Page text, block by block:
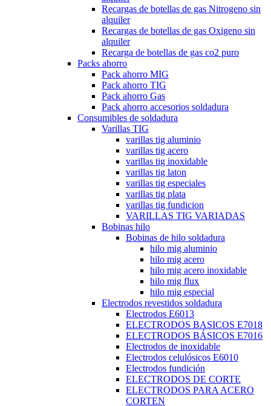
Recargas de botellas de gas Nitrogeno sin
alquiler
Recargas de botellas de gas Oxigeno sin
alquiler
Recarga de botellas de gas co2 puro
Packs ahorro
Pack ahorro MIG
Pack ahorro TIG
Pack ahorro Gas
Pack ahorro accesorios soldadura
Consumibles de soldadura
Varillas TIG
varillas tig aluminio
varillas tig acero
varillas tig inoxidable
varillas tig laton
varillas tig especiales
varillas tig plata
varillas tig fundicion
VARILLAS TIG VARIADAS
Bobinas hilo
Bobinas de hilo soldadura
hilo mig aluminio
hilo mig acero
hilo mig acero inoxidable
hilo mig flux
hilo mig especial
Electrodos revestidos soldadura
Electrodos E6013
ELECTRODOS BASICOS E7018
ELECTRODOS BÁSICOS E7016
Electrodos de inoxidable
Electrodos celulósicos E6010
Electrodos fundición
ELECTRODOS DE CORTE
ELECTRODOS PARA ACERO
CORTEN